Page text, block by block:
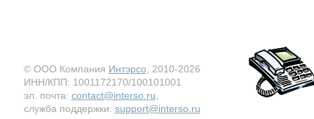
© ООО Компания Интэрсо , 2010-2026
ИНН/КПП: 1001172170/100101001
эл. почта: contact@interso.ru
служба поддержки: support@interso.ru